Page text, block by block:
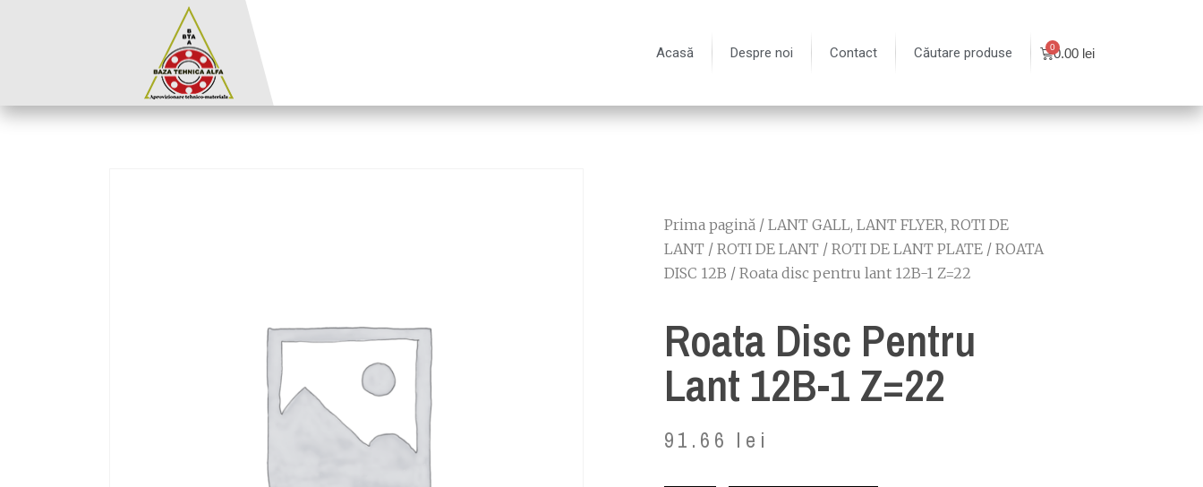
Acasă Despre noi Contact Căutare produse 0.00 lei
Prima pagină / LANT GALL, LANT FLYER, ROTI DE
LANT / ROTI DE LANT / ROTI DE LANT PLATE / ROATA
DISC 12B / Roata disc pentru lant 12B-1 Z=22
Roata Disc Pentru
Lant 12B-1 Z=22
91.66 lei